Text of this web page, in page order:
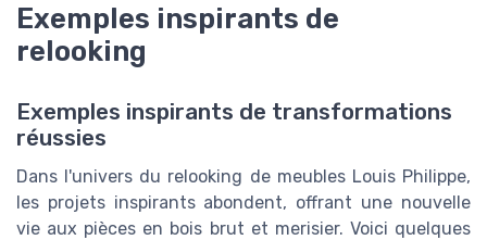
Exemples inspirants de
relooking
Exemples inspirants de transformations
réussies
Dans l'univers du relooking de meubles Louis Philippe,
les projets inspirants abondent, offrant une nouvelle
vie aux pièces en bois brut et merisier. Voici quelques